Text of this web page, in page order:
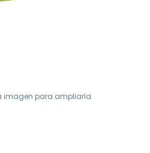
imagen para ampliarla